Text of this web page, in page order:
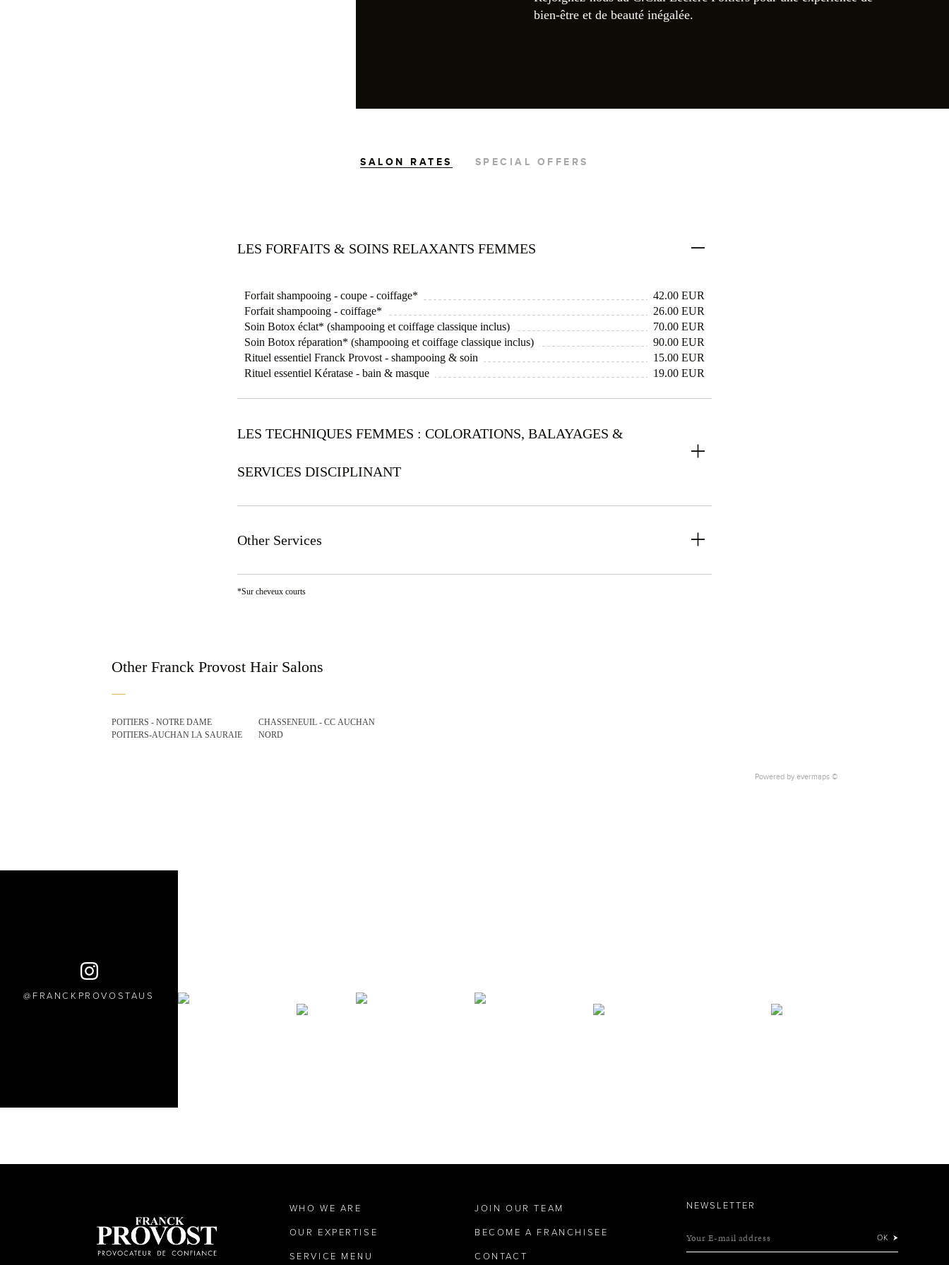
bien-être et de beauté inégalée.
SALON RATES SPECIAL OFFERS
LES FORFAITS & SOINS RELAXANTS FEMMES
Forfait shampooing - coupe - coiffage*
42.00 EUR
Forfait shampooing - coiffage*
26.00 EUR
Soin Botox éclat* (shampooing et coiffage classique inclus)
70.00 EUR
Soin Botox réparation* (shampooing et coiffage classique inclus)
90.00 EUR
Rituel essentiel Franck Provost - shampooing & soin
15.00 EUR
Rituel essentiel Kératase - bain & masque
19.00 EUR
LES TECHNIQUES FEMMES : COLORATIONS, BALAYAGES &
SERVICES DISCIPLINANT
Other Services
*Sur cheveux courts
Other Franck Provost Hair Salons
POITIERS - NOTRE DAME
POITIERS-AUCHAN LA SAURAIE
CHASSENEUIL - CC AUCHAN
NORD
Powered by evermaps ©
FRANCKPROVOSTAUS
WHO WE ARE
OUR EXPERTISE
SERVICE MENU
JOIN OUR TEAM
BECOME A FRANCHISEE
CONTACT
NEWSLETTER
Your E-mail address OK